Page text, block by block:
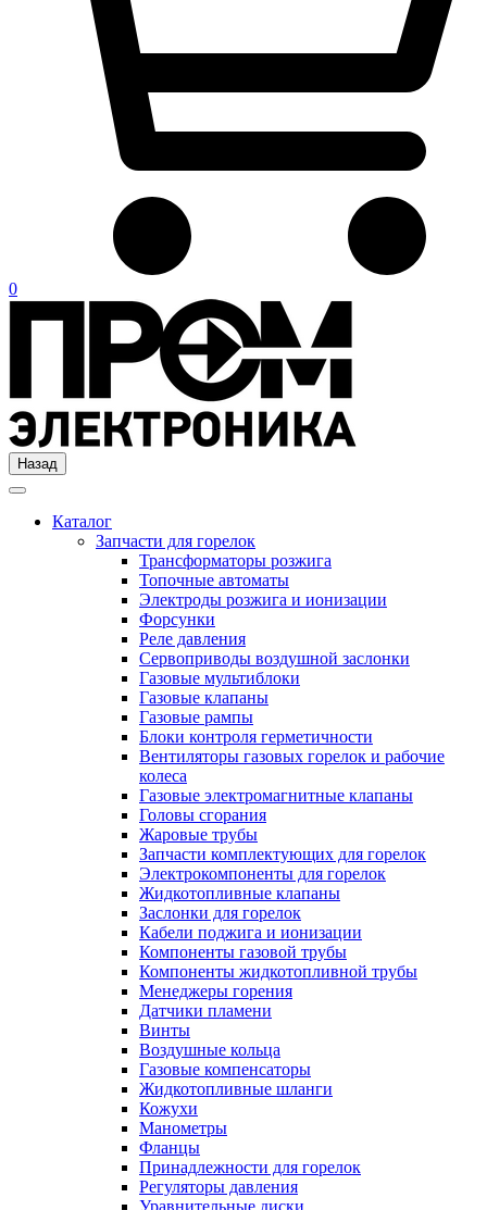
0
Назад
Каталог
Запчасти для горелок
Трансформаторы розжига
Топочные автоматы
Электроды розжига и ионизации
Форсунки
Реле давления
Сервоприводы воздушной заслонки
Газовые мультиблоки
Газовые клапаны
Газовые рампы
Блоки контроля герметичности
Вентиляторы газовых горелок и рабочие
колеса
Газовые электромагнитные клапаны
Головы сгорания
Жаровые трубы
Запчасти комплектующих для горелок
Электрокомпоненты для горелок
Жидкотопливные клапаны
Заслонки для горелок
Кабели поджига и ионизации
Компоненты газовой трубы
Компоненты жидкотопливной трубы
Менеджеры горения
Датчики пламени
Винты
Воздушные кольца
Газовые компенсаторы
Жидкотопливные шланги
Кожухи
Манометры
Фланцы
Принадлежности для горелок
Регуляторы давления
Уравнительные диски